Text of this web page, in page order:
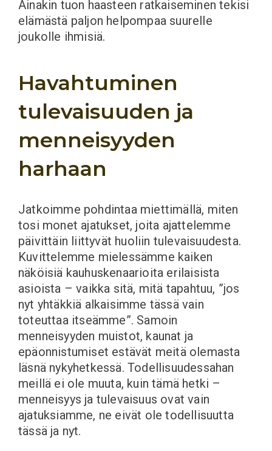
Ainakin tuon haasteen ratkaiseminen tekisi
elämästä paljon helpompaa suurelle
joukolle ihmisiä.
Havahtuminen
tulevaisuuden ja
menneisyyden
harhaan
Jatkoimme pohdintaa miettimällä, miten
tosi monet ajatukset, joita ajattelemme
päivittäin liittyvät huoliin tulevaisuudesta.
Kuvittelemme mielessämme kaiken
näköisiä kauhuskenaarioita erilaisista
asioista – vaikka sitä, mitä tapahtuu, ”jos
nyt yhtäkkiä alkaisimme tässä vain
toteuttaa itseämme”. Samoin
menneisyyden muistot, kaunat ja
epäonnistumiset estävät meitä olemasta
läsnä nykyhetkessä. Todellisuudessahan
meillä ei ole muuta, kuin tämä hetki –
menneisyys ja tulevaisuus ovat vain
ajatuksiamme, ne eivät ole todellisuutta
tässä ja nyt.